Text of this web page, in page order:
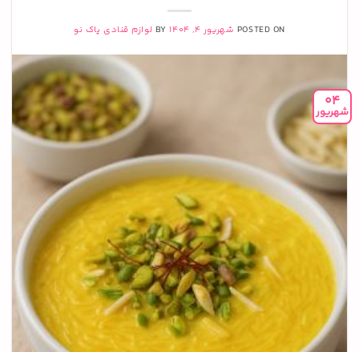
POSTED ON شهریور 4, 1404 BY لوازم قنادی پاک نو
04
شهریور